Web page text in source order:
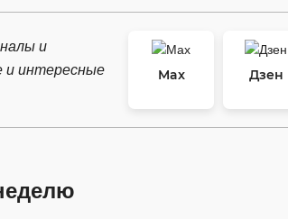
и
и интересные
Max
Дзен